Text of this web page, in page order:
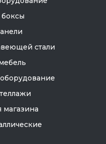
стали
магазина